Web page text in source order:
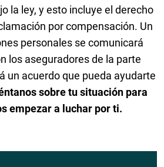
la ley, y esto incluye el derecho
por compensación. Un
personales se comunicará
los aseguradores de la parte
un acuerdo que pueda ayudarte
sobre tu situación para
empezar a luchar por ti.